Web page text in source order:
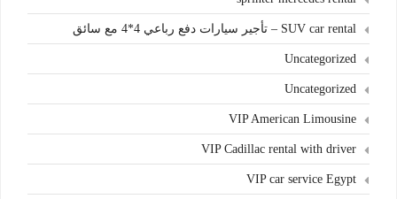
SUV car rental – تأجير سيارات دفع رباعي 4*4 مع سائق
Uncategorized
Uncategorized
VIP American Limousine
VIP Cadillac rental with driver
VIP car service Egypt